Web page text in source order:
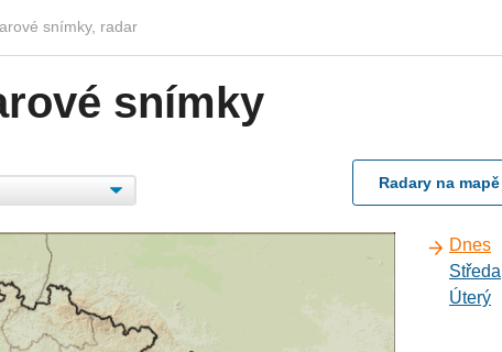
snímky, radar
snímky
Radary na mapě
Dnes
Středa
Úterý